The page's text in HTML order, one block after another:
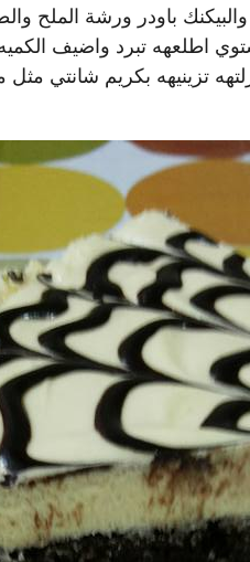
باودر ورشة الملح
تبرد واضيف الكميه
تزينيهه بكريم شانتي